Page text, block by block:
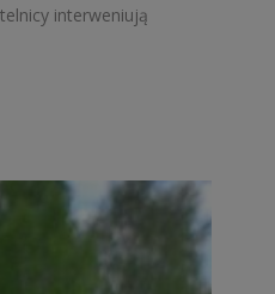
interweniują